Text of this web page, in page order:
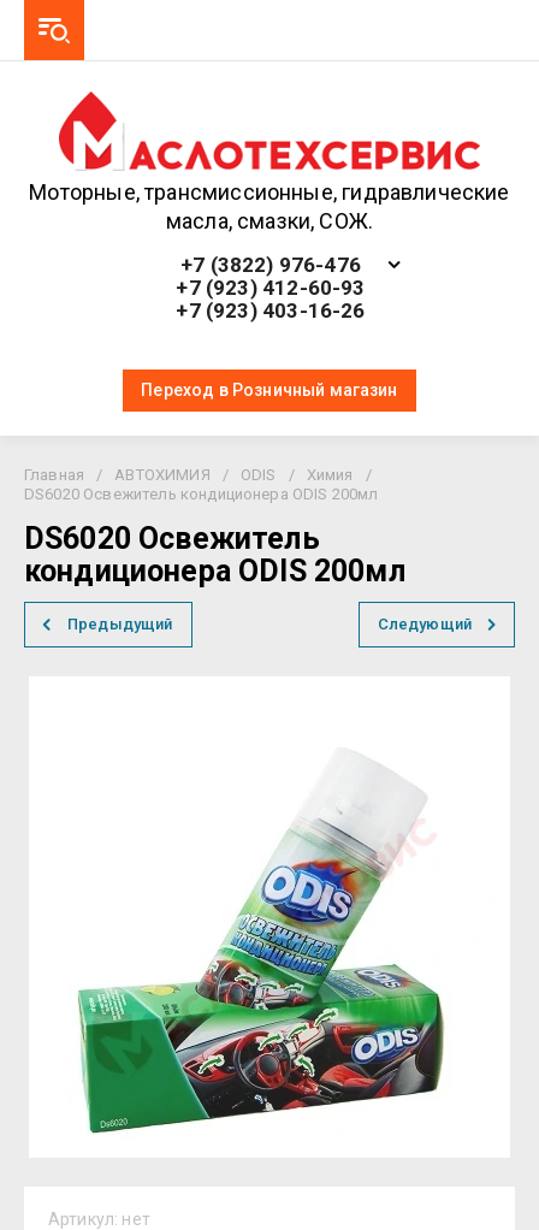
Моторные, трансмиссионные, гидравлические
масла, смазки, СОЖ.
+7 (3822) 976-476
+7 (923) 412-60-93
+7 (923) 403-16-26
Переход в Розничный магазин
Главная / АВТОХИМИЯ / ODIS / Химия
/
DS6020 Освежитель кондиционера ODIS 200мл
DS6020 Освежитель
кондиционера ODIS 200мл
Предыдущий Следующий
Артикул: нет